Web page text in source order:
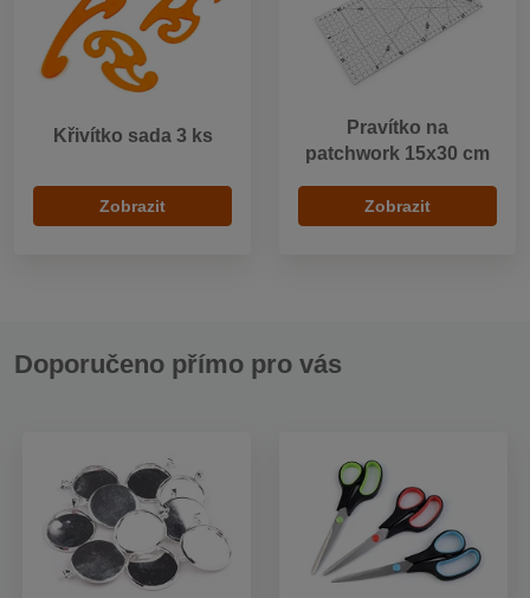
Křivítko sada 3 ks
Zobrazit
Pravítko na
patchwork 15x30 cm
Zobrazit
Doporučeno přímo pro vás